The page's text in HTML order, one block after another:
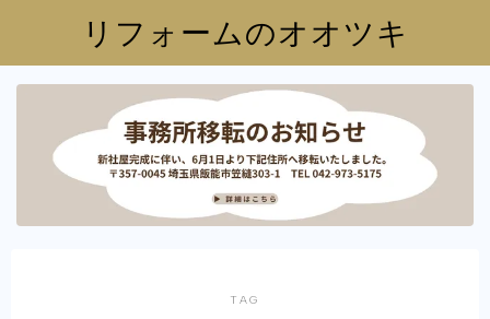
リフォームのオオツキ
TAG